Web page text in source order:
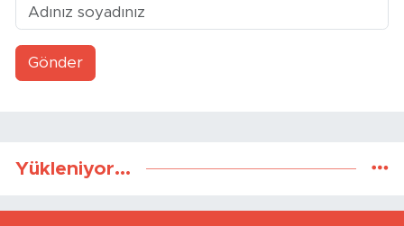
Gönder
Yükleniyor...